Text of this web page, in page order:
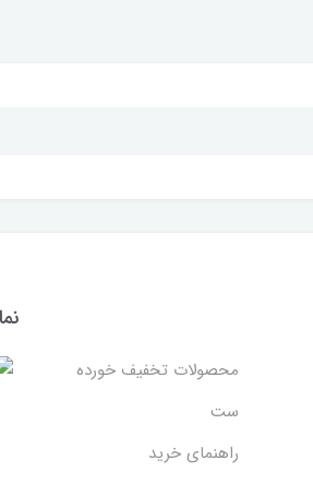
محصولات تخفیف خورده
ست
راهنمای خرید